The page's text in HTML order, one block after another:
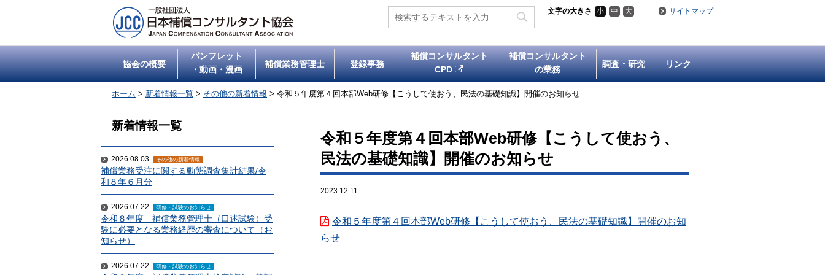
サイトマップ
文字の大きさ 小 中 大
協会の概要
パンフレット
・動画・漫画
補償業務管理士 登録事務
補償コンサルタント
CPD
補償コンサルタント
の業務
調査・研究 リンク
ホーム > 新着情報一覧 > その他の新着情報 > 令和５年度第４回本部Web研修【こうして使おう、民法の基礎知識】開催のお知らせ
令和５年度第４回本部Web研修【こうして使おう、
民法の基礎知識】開催のお知らせ
2023.12.11
令和５年度第４回本部Web研修【こうして使おう、民法の基礎知識】開催のお知
らせ
新着情報一覧
2026.08.03 その他の新着情報
補償業務受注に関する動態調査集計結果/令
和８年６月分
2026.07.22 研修・試験のお知らせ
令和８年度 補償業務管理士（口述試験）受
験に必要となる業務経歴の審査について（お
知らせ）
2026.07.22 研修・試験のお知らせ